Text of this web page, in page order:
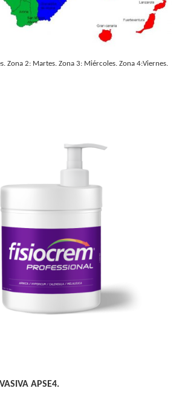
Zona 2: Martes. Zona 3: Miércoles. Zona 4:Viernes.
APSE4.